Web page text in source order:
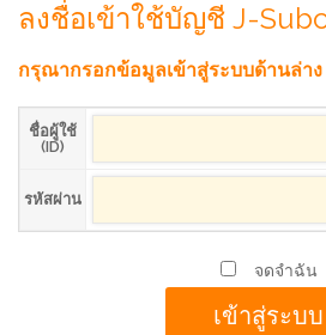
ลงชื่อเข้าใช้บัญชี J-
กรุณากรอกข้อมูลเข้าสู่ระบบด้านล่าง
ชื่อผู้ใช้
(ID)
รหัสผ่าน
จดจำฉัน